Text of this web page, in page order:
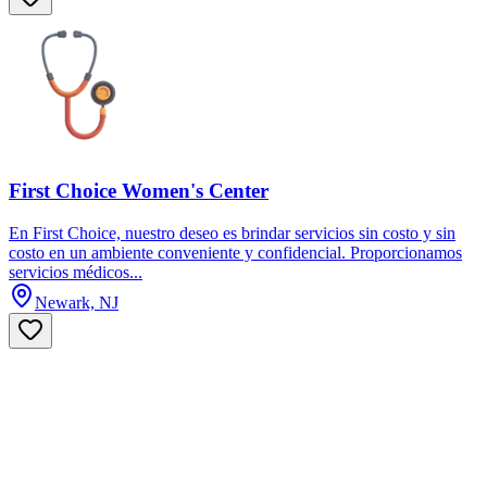
First Choice Women's Center
En First Choice, nuestro deseo es brindar servicios sin costo y sin
costo en un ambiente conveniente y confidencial. Proporcionamos
servicios médicos...
Newark, NJ